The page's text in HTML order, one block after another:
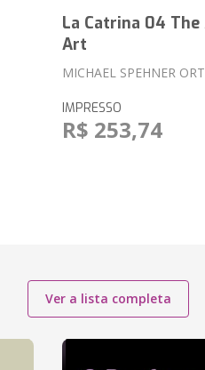
La Catrina 04
Art
MICHAEL SPEHNER
IMPRESSO
R$ 253,74
Ver a lista completa